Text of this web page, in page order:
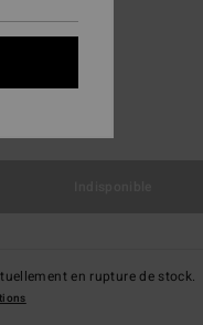
L
en rupture de stock.